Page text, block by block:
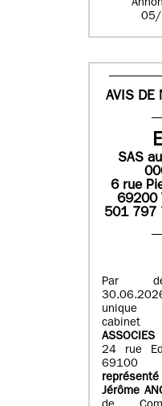
AVIS DE
SASau
0
6 rue
69200
501 797
Par
cabinet
ASSOCIES
24 rue
69100
r
Jérôme